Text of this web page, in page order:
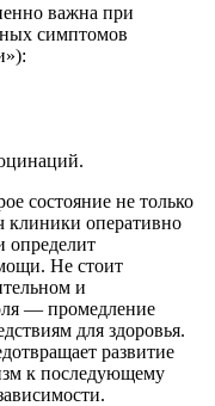
важна при
симптомов
состояние не только
клиники оперативно
определит
Не стоит
и
— промедление
для здоровья.
развитие
к последующему